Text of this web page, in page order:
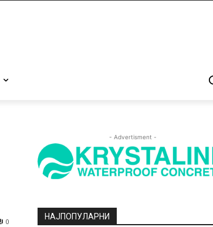
0
- Advertisment -
НАЈПОПУЛАРНИ